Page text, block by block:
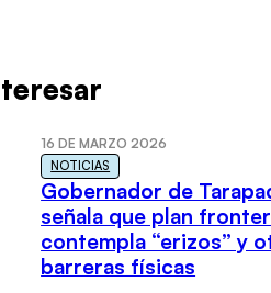
16 DE MARZO 2026
NOTICIAS
Gobernador de
señala que plan
contempla “erizos” y
barreras físicas